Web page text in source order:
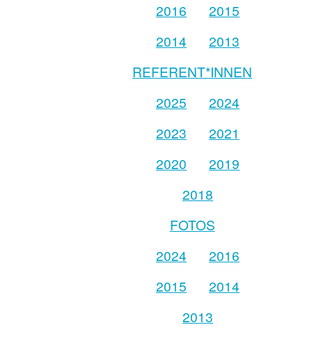
2016
2015
2014
2013
REFERENT*INNEN
2025
2024
2023
2021
2020
2019
2018
FOTOS
2024
2016
2015
2014
2013